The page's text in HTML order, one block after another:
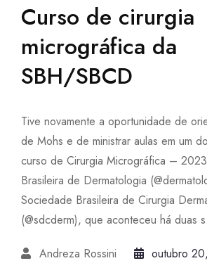
Curso de cirurgia
micrográfica da
SBH/SBCD
Tive novamente a oportunidade de
de Mohs e de ministrar aulas em um
curso de Cirurgia Micrográfica –
Brasileira de Dermatologia
Sociedade Brasileira de Cirurgia
(@sdcderm), que aconteceu há duas
Andreza Rossini outubro